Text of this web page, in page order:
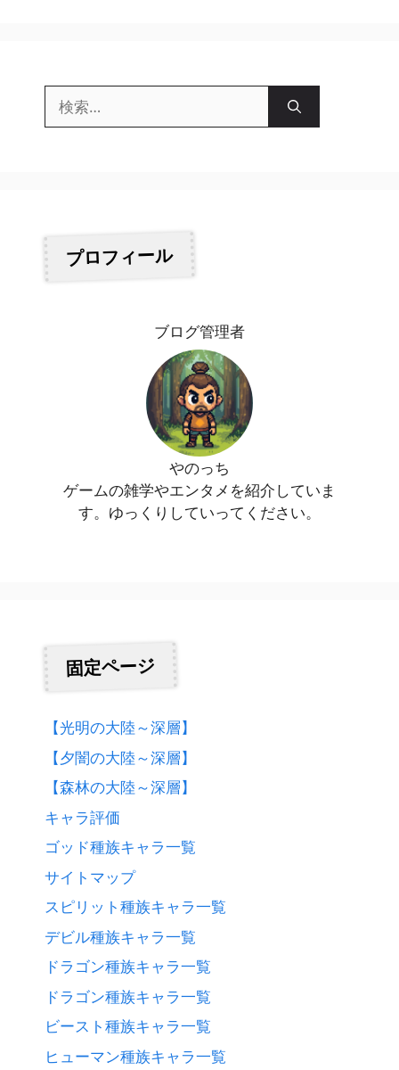
索:
プロフィール
ブログ管理者
やのっち
ゲームの雑学やエンタメを紹介していま
す。ゆっくりしていってください。
固定ページ
【光明の大陸～深層】
【夕闇の大陸～深層】
【森林の大陸～深層】
キャラ評価
ゴッド種族キャラ一覧
サイトマップ
スピリット種族キャラ一覧
デビル種族キャラ一覧
ドラゴン種族キャラ一覧
ドラゴン種族キャラ一覧
ビースト種族キャラ一覧
ヒューマン種族キャラ一覧